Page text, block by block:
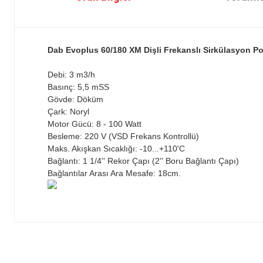
Dab Evoplus 60/180 XM Dişli Frekanslı Sirkülasyon
Debi: 3 m3/h
Basınç: 5,5 mSS
Gövde: Döküm
Çark: Noryl
Motor Gücü: 8 - 100 Watt
Besleme: 220 V (VSD Frekans Kontrollü)
Maks. Akışkan Sıcaklığı: -10...+110'C
Bağlantı: 1 1/4'' Rekor Çapı (2'' Boru Bağlantı Çapı)
Bağlantılar Arası Ara Mesafe: 18cm.